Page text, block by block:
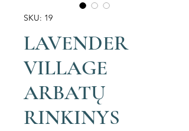
SKU: 19
LAVENDER
VILLAGE
ARBATŲ
RINKINYS